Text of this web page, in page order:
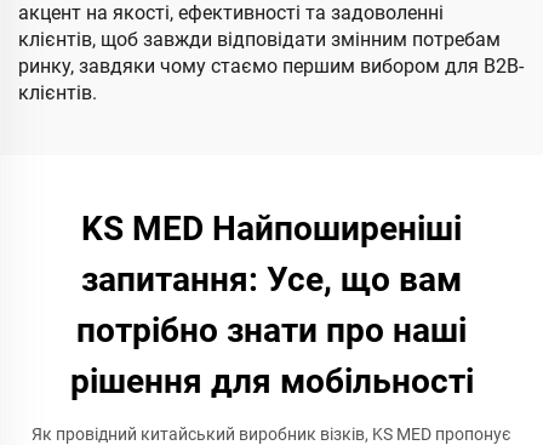
акцент на якості, ефективності та задоволенні
клієнтів, щоб завжди відповідати змінним потребам
ринку, завдяки чому стаємо першим вибором для B2B-
клієнтів.
KS MED Найпоширеніші
запитання: Усе, що вам
потрібно знати про наші
рішення для мобільності
Як провідний китайський виробник візків, KS MED пропонує